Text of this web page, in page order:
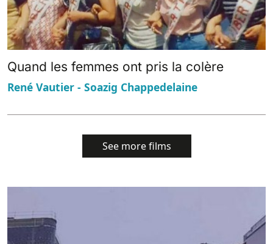
Quand les femmes ont pris la colère
René Vautier - Soazig Chappedelaine
See more films